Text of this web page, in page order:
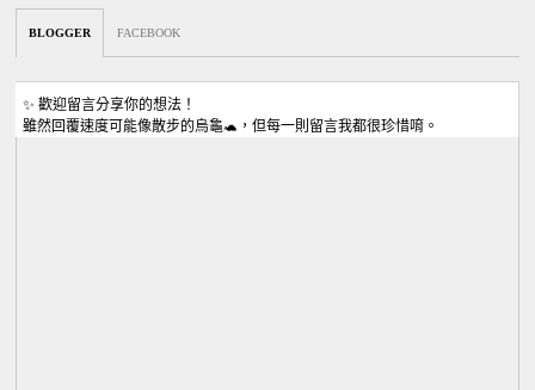
BLOGGER FACEBOOK
✨ 歡迎留言分享你的想法！
雖然回覆速度可能像散步的烏龜🐢，但每一則留言我都很珍惜唷。